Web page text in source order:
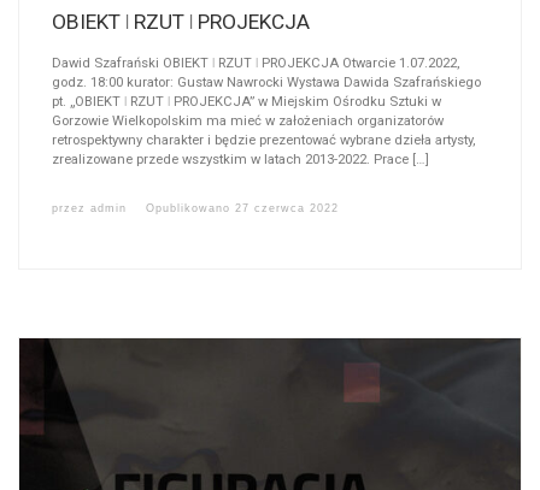
OBIEKT ǀ RZUT ǀ PROJEKCJA
Dawid Szafrański OBIEKT ǀ RZUT ǀ PROJEKCJA Otwarcie 1.07.2022,
godz. 18:00 kurator: Gustaw Nawrocki Wystawa Dawida Szafrańskiego
pt. „OBIEKT ǀ RZUT ǀ PROJEKCJA” w Miejskim Ośrodku Sztuki w
Gorzowie Wielkopolskim ma mieć w założeniach organizatorów
retrospektywny charakter i będzie prezentować wybrane dzieła artysty,
zrealizowane przede wszystkim w latach 2013-2022. Prace […]
przezadmin Opublikowano27 czerwca 2022